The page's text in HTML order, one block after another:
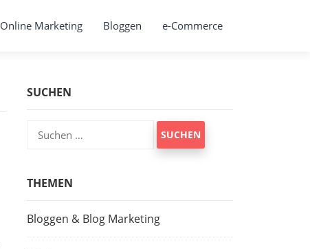
Online Marketing Bloggen e-Commerce
SUCHEN
Suchen
nach:
THEMEN
Bloggen & Blog Marketing